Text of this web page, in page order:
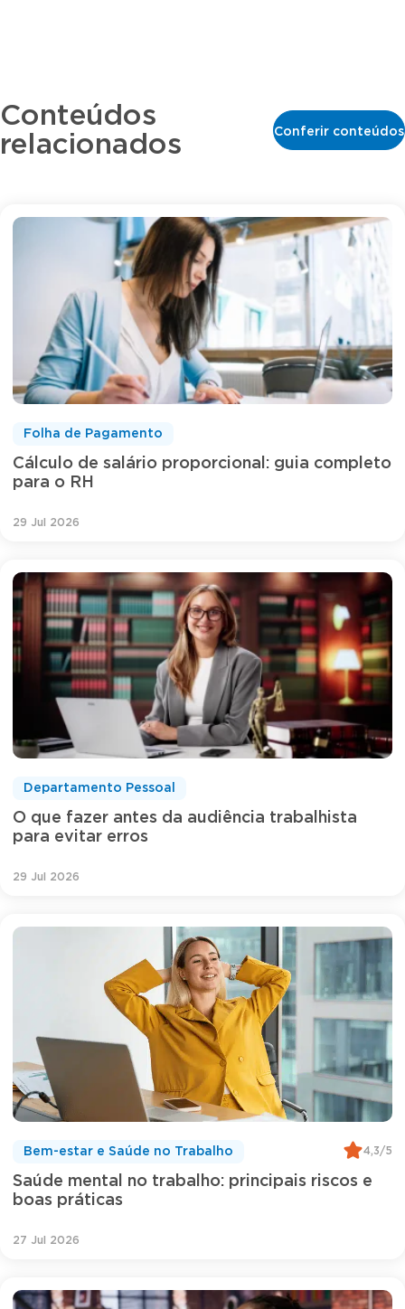
Conteúdos
relacionados
Conferir conteúdos
Cálculo de salário proporcional: guia completo
para o RH
Folha de Pagamento
29 Jul 2026
O que fazer antes da audiência trabalhista
para evitar erros
Departamento Pessoal
29 Jul 2026
Saúde mental no trabalho: principais riscos e
boas práticas
Bem-estar e Saúde no Trabalho 4,3/5
27 Jul 2026